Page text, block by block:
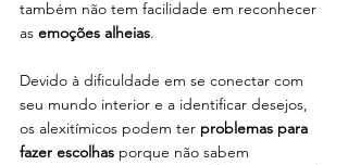
também não tem facilidade em reconhecer
as emoções alheias.
Devido à dificuldade em se conectar com
seu mundo interior e a identificar desejos,
os alexitímicos podem ter problemas para
fazer escolhas porque não sabem